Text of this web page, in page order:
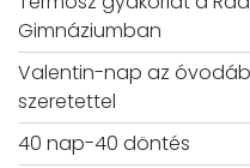
Gimnáziumban
Valentin-nap az
szeretettel
40 nap-40 döntés